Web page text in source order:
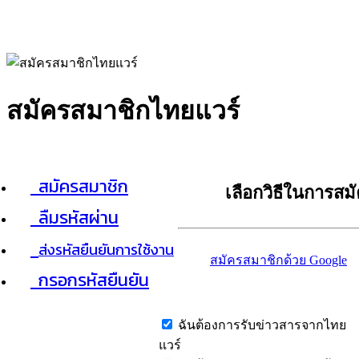
สมัครสมาชิกไทยแวร์
สมัครสมาชิก
ลืมรหัสผ่าน
ส่งรหัสยืนยันการใช้งาน
กรอกรหัสยืนยัน
เลือกวิธีในการส
สมัครสมาชิกด้วย Google
ฉันต้องการรับข่าวสารจากไทย
แวร์